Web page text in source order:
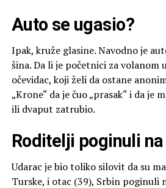
Auto se ugasio?
Ipak, kruže glasine. Navodno je
šina. Da li je početnici za volanom
očevidac, koji želi da ostane
„Krone“ da je čuo „prasak“ i da je
ili dvaput zatrubio.
Roditelji poginuli
Udarac je bio toliko silovit da su
Turske, i otac (39), Srbin poginuli